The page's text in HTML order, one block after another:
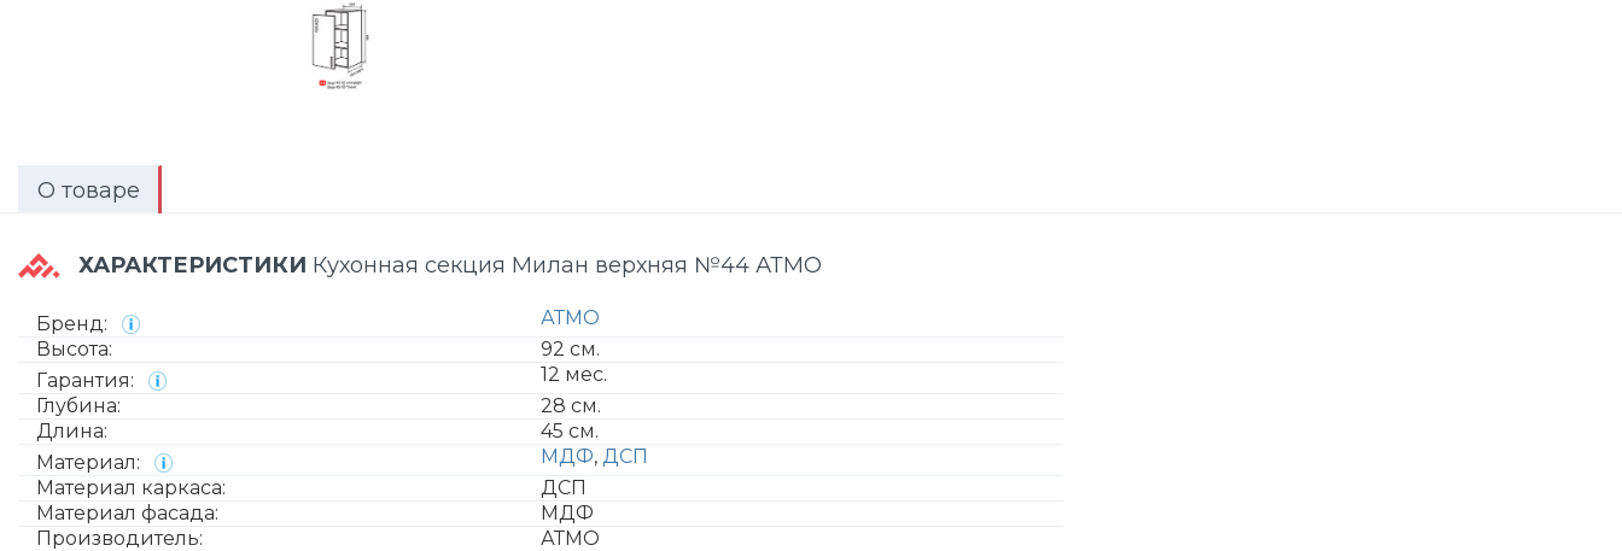
О товаре
ХАРАКТЕРИСТИКИ Кухонная секция Милан верхняя №44 АТМО
Бренд:
АТМО
Высота:
92 см.
Гарантия:
12 мес.
Глубина:
28 см.
Длина:
45 см.
Материал:
МДФ, ДСП
Материал каркаса:
ДСП
Материал фасада:
МДФ
Производитель:
АТМО